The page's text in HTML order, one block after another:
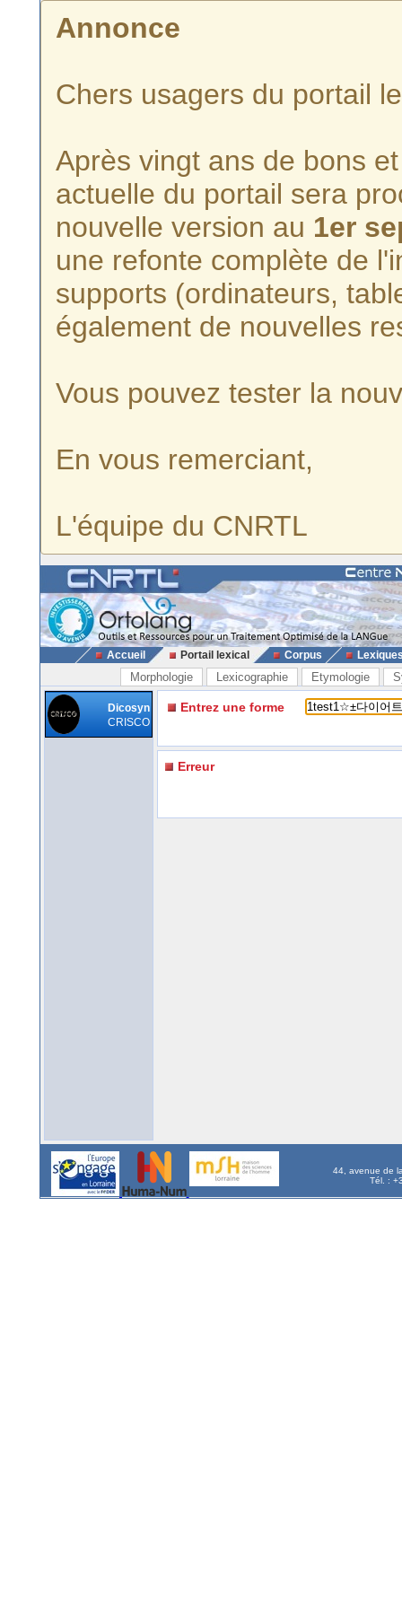
Annonce
Chers usagers du portail
Après vingt ans de bons
actuelle du portail sera
nouvelle version au 1er
une refonte complète de
supports (ordinateurs,
également de nouvelles
Vous pouvez tester la
En vous remerciant,
L'équipe du CNRTL
Accueil Portail lexical Corpus
Morphologie Lexicographie Etymologie
Dicosyn
CRISCO
Entrez une forme
Erreur
44, avenue de
Tél. :